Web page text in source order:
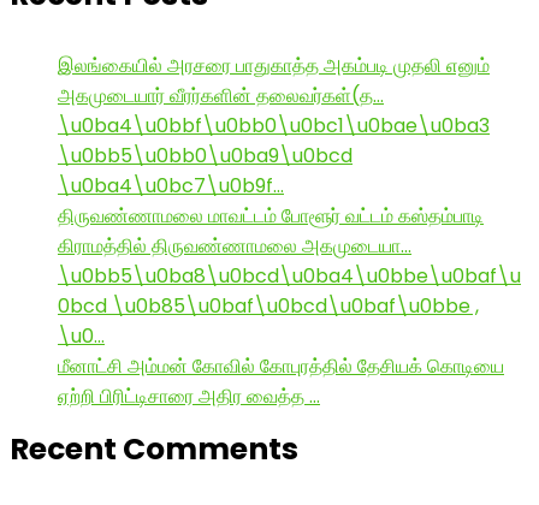
இலங்கையில் அரசரை பாதுகாத்த அகம்படி முதலி எனும்
அகமுடையார் வீரர்களின் தலைவர்கள்(த…
\u0ba4\u0bbf\u0bb0\u0bc1\u0bae\u0ba3
\u0bb5\u0bb0\u0ba9\u0bcd
\u0ba4\u0bc7\u0b9f…
திருவண்ணாமலை மாவட்டம் போளூர் வட்டம் கஸ்தம்பாடி
கிராமத்தில் திருவண்ணாமலை அகமுடையா…
\u0bb5\u0ba8\u0bcd\u0ba4\u0bbe\u0baf\u
0bcd \u0b85\u0baf\u0bcd\u0baf\u0bbe ,
\u0…
மீனாட்சி அம்மன் கோவில் கோபுரத்தில் தேசியக் கொடியை
ஏற்றி பிரிட்டிசாரை அதிர வைத்த …
Recent Comments